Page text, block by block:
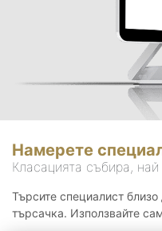
Намерете
Класацията събира,
Търсите специалист
търсачка. Използвайте